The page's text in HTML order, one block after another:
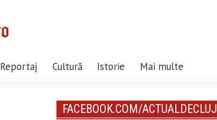
Reportaj Cultură Istorie Mai multe
FACEBOOK.COM/ACTUALDECLUJ